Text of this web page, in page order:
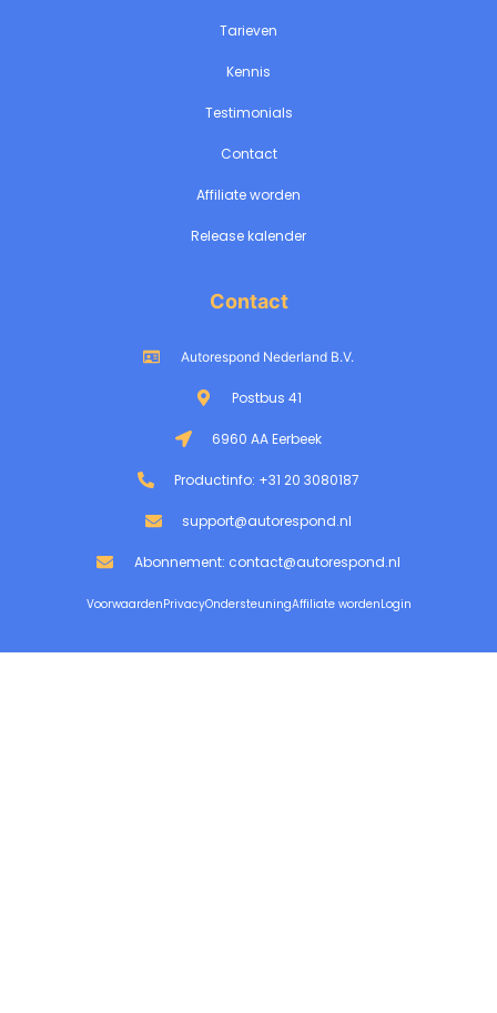
Tarieven
Kennis
Testimonials
Contact
Affiliate worden
Release kalender
Contact
Autorespond Nederland B.V.
Postbus 41
6960 AA Eerbeek
Productinfo: +31 20 3080187
support@autorespond.nl
Abonnement: contact@autorespond.nl
VoorwaardenPrivacyOndersteuningAffiliate wordenLogin